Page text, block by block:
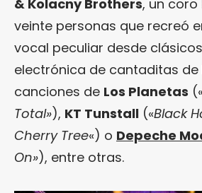
& Kolacny Brothers, un
veinte personas que recreó
vocal peculiar desde
electrónica de cantaditas de
canciones de Los Planetas
Total»), KT Tunstall («Black
Cherry Tree«) o Depeche
On»), entre otras.